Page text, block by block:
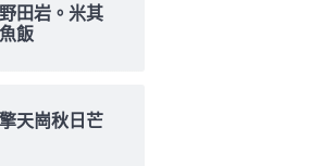
田岩。米其
飯
天崗秋日芒